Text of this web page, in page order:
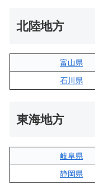
北陸地方
富山県
石川県
東海地方
岐阜県
静岡県